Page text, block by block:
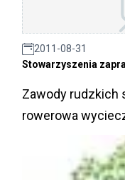
2011-08-31
Stowarzyszenia
Zawody rudzkich
rowerowa